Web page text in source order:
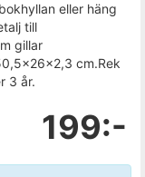
eller häng
till
gillar
cm.Rek
3 år.
199:-